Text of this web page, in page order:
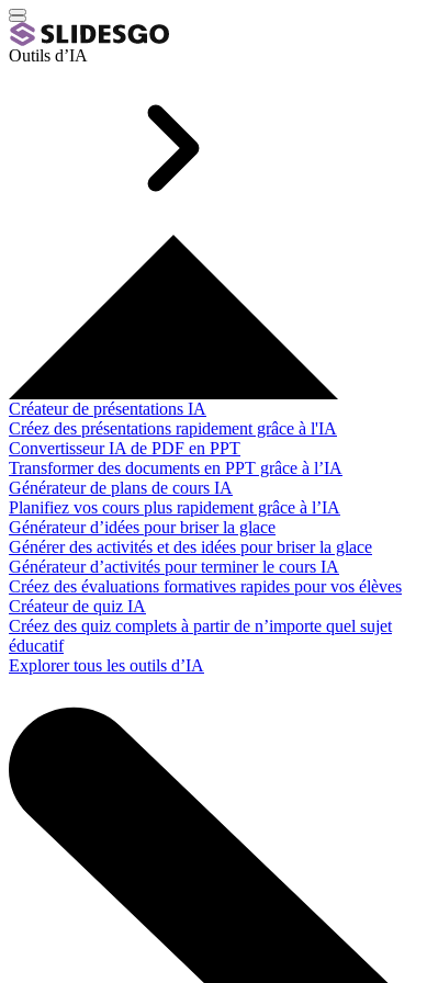
Outils d’IA
Créateur de présentations IA
Créez des présentations rapidement grâce à l'IA
Convertisseur IA de PDF en PPT
Transformer des documents en PPT grâce à l’IA
Générateur de plans de cours IA
Planifiez vos cours plus rapidement grâce à l’IA
Générateur d’idées pour briser la glace
Générer des activités et des idées pour briser la glace
Générateur d’activités pour terminer le cours IA
Créez des évaluations formatives rapides pour vos élèves
Créateur de quiz IA
Créez des quiz complets à partir de n’importe quel sujet
éducatif
Explorer tous les outils d’IA